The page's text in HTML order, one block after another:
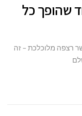
שהופך כל
רצפה מלוכלכת – זה